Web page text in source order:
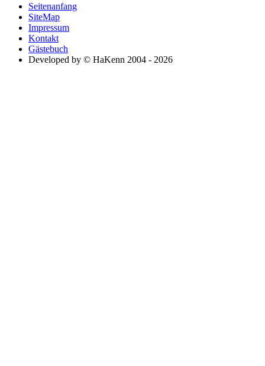
Seitenanfang
SiteMap
Impressum
Kontakt
Gästebuch
Developed by © HaKenn 2004 - 2026